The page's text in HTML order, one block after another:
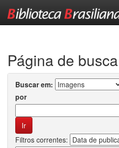
Página de busca
Buscar em:
por
Filtros correntes: